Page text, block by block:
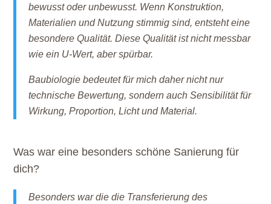
bewusst oder unbewusst. Wenn Konstruktion,
Materialien und Nutzung stimmig sind, entsteht eine
besondere Qualität. Diese Qualität ist nicht messbar
wie ein U-Wert, aber spürbar.
Baubiologie bedeutet für mich daher nicht nur
technische Bewertung, sondern auch Sensibilität für
Wirkung, Proportion, Licht und Material.
Was war eine besonders schöne Sanierung für
dich?
Besonders war die die Transferierung des